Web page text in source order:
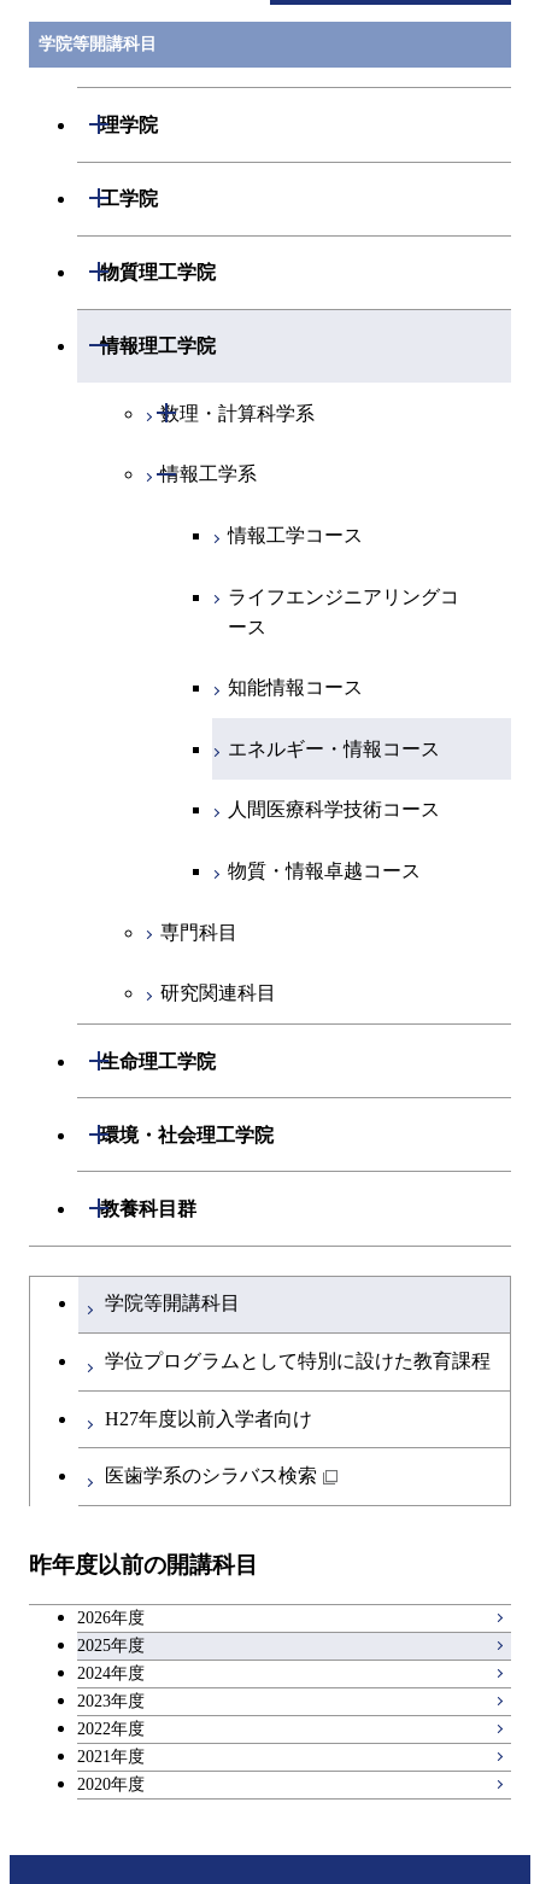
学院等開講科目
理学院
開閉
物理学コース
化学系
開閉
工学院
開閉
機械系
開閉
コース
ライフエンジニアリングコ
ース
原子核工学コース
人間医療科学技術コース
コース
人間医療科学技術コース
ライフエンジニアリングコ
コース
ース
人間医療科学技術コース
エンジニアリングデザイン
物質理工学院
開閉
材料系
開閉
材料コース
エネルギーコース
エネルギー・情報コース
ライフエンジニアリングコ
原子核工学コース
人間医療科学技術コース
物質・情報卓越コース
応用化学系
応用化学コース
エネルギーコース
エネルギー・情報コース
ース
原子核工学コース
地球生命コース
人間医療科学技術コース
専門科目
情報理工学院
開閉
数理・計算科学系
開閉
数理・計算科学コース
知能情報コース
情報工学系
開閉
情報工学コース
ライフエンジニアリングコ
ース
知能情報コース
エネルギー・情報コース
人間医療科学技術コース
物質・情報卓越コース
専門科目
研究関連科目
生命理工学院
開閉
生命理工学系
開閉
ライフエンジニアリングコ
ース
物質・情報卓越コース
環境・社会理工学院
開閉
建築学系
開閉
コース
都市・環境学コース
コース
都市・環境学コース
開閉
エネルギーコース
エネルギー・情報コース
エンジニアリングデザイン
原子核工学コース
物質・情報卓越コース
社会・人間科学コース
イノベーション科学系
イノベーション科学コース
人間医療科学技術コース
技術経営専門職学位課程
開閉
技術経営専門職学位課程
専門科目
教養科目群
開閉
文系教養科目
英語科目
第二外国語科目
キャリア科目
大学院課程を切り替える
学院等開講科目
学位プログラムとして特別に設けた教育課程
H27年度以前入学者向け
医歯学系のシラバス検索
昨年度以前の開講科目
2026年度
2025年度
2024年度
2023年度
2022年度
2021年度
2020年度